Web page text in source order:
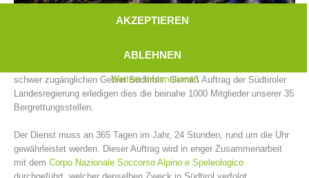
Der Bergrettungsdienst im Alpenverein Südtirol leistet Einsätze für in
schwer zugänglichen Gebiet Südtirols. Gemäß Auftrag der Südtiroler
Landesregierung erledigen dies die beinahe 1000 Mitglieder unserer 35
Bergrettungsstellen.
Der Dienst muss an 365 Tagen im Jahr, 24 Stunden, rund um die Uhr
gewährleistet werden. Dieser Auftrag wird in enger Zusammenarbeit
mit dem Corpo Nazionale Soccorso Alpino e Speleologico
AKZEPTIEREN
ABLEHNEN
Weitere Informationen